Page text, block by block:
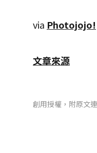
via Photojojo!
文章來源
創用授權，附原文